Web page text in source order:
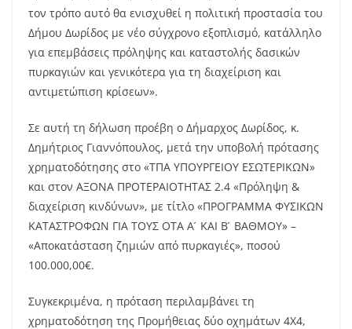
τον τρόπο αυτό θα ενισχυθεί η πολιτική προστασία του
Δήμου Δωρίδος με νέο σύγχρονο εξοπλισμό, κατάλληλο
για επεμβάσεις πρόληψης και καταστολής δασικών
πυρκαγιών και γενικότερα για τη διαχείριση και
αντιμετώπιση κρίσεων».
Σε αυτή τη δήλωση προέβη ο Δήμαρχος Δωρίδος, κ.
Δημήτριος Γιαννόπουλος, μετά την υποβολή πρότασης
χρηματοδότησης στο «ΤΠΑ ΥΠΟΥΡΓΕΙΟΥ ΕΣΩΤΕΡΙΚΩΝ»
και στον ΑΞΟΝΑ ΠΡΟΤΕΡΑΙΟΤΗΤΑΣ 2.4 «Πρόληψη &
διαχείριση κινδύνων», με τίτλο «ΠΡΟΓΡΑΜΜΑ ΦΥΣΙΚΩΝ
ΚΑΤΑΣΤΡΟΦΩΝ ΓΙΑ ΤΟΥΣ ΟΤΑ Α ́ ΚΑΙ Β ́ ΒΑΘΜΟΥ» –
«Αποκατάσταση ζημιών από πυρκαγιές», ποσού
100.000,00€.
Συγκεκριμένα, η πρόταση περιλαμβάνει τη
χρηματοδότηση της Προμήθειας δύο οχημάτων 4Χ4,